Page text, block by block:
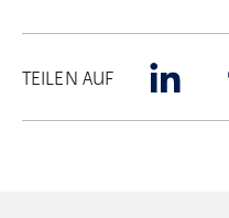
TEILEN AUF